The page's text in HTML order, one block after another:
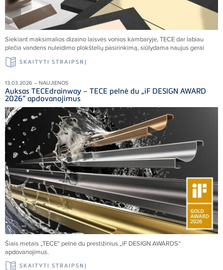
Siekiant maksimalios dizaino laisvės vonios kambaryje,TECEdar labiau
plečia vandens nuleidimo plokštelių pasirinkimą, siūlydama naujus gerai
SKAITYTI STRAIPSNĮ
13.03.2026 – NAUJIENOS
Auksas TECEdrainway – TECE pelnė du „iF DESIGN AWARD
2026“ apdovanojimus
Šiais metais „TECE“ pelnė du prestižinius „iF DESIGN AWARDS“
apdovanojimus.
SKAITYTI STRAIPSNĮ